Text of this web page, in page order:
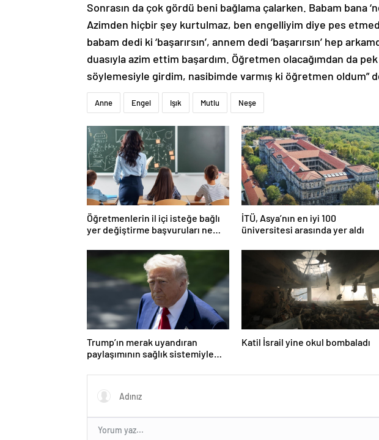
Sonrasın da çok gördü beni bağlama çalarken. Babam bana
Azimden hiçbir şey kurtulmaz, ben engelliyim diye pes
babam dedi ki ‘başarırsın’, annem dedi ‘başarırsın’ hep
duasıyla azim ettim başardım. Öğretmen olacağımdan da
söylemesiyle girdim, nasibimde varmış ki öğretmen oldum”
Anne Engel Işık Mutlu Neşe
Öğretmenlerin il içi isteğe bağlı
yer değiştirme başvuruları ne
İTÜ, Asya’nın en iyi 100
üniversitesi arasında yer aldı
Trump’ın merak uyandıran
paylaşımının sağlık sistemiyle
Katil İsrail yine okul bombaladı